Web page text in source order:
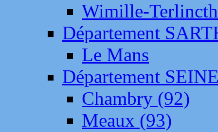
Wimille-
Département
Le Mans
Département
Chambry (92)
Meaux (93)